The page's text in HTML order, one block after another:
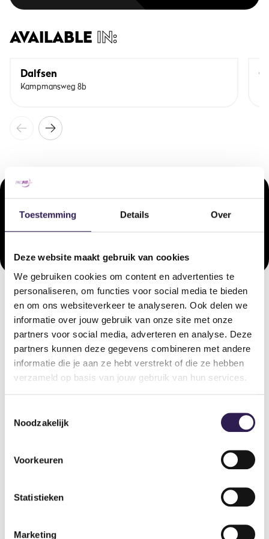
Toestemming Details Over
Deze website maakt gebruik van cookies
We gebruiken cookies om content en advertenties te
personaliseren, om functies voor social media te bieden
en om ons websiteverkeer te analyseren. Ook delen we
informatie over jouw gebruik van onze site met onze
partners voor social media, adverteren en analyse. Deze
partners kunnen deze gegevens combineren met andere
informatie die je aan ze hebt verstrekt of die ze hebben
verzameld op basis van jouw gebruik van hun services.
Noodzakelijk
Voorkeuren
Statistieken
Marketing
AVAILABLE IN:
Dalfsen
Kampmansweg 8b
COMPARABLE
XCore
DO YOU WANTALL-IN
FITNESS?
Become a member